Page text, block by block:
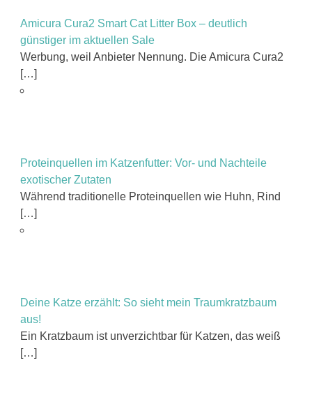
Amicura Cura2 Smart Cat Litter Box – deutlich
günstiger im aktuellen Sale
Werbung, weil Anbieter Nennung. Die Amicura Cura2
[…]
Proteinquellen im Katzenfutter: Vor- und Nachteile
exotischer Zutaten
Während traditionelle Proteinquellen wie Huhn, Rind
[…]
Deine Katze erzählt: So sieht mein Traumkratzbaum
aus!
Ein Kratzbaum ist unverzichtbar für Katzen, das weiß
[…]